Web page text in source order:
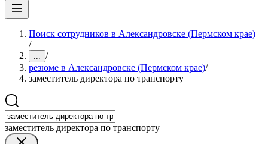
Поиск сотрудников в Александровске (Пермском крае)
/
... /
резюме в Александровске (Пермском крае)/
заместитель директора по транспорту
заместитель директора по транспорту